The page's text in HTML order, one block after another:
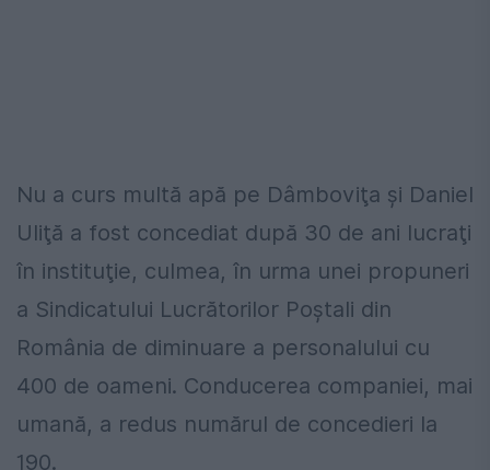
Nu a curs multă apă pe Dâmboviţa şi Daniel
Uliţă a fost concediat după 30 de ani lucraţi
în instituţie, culmea, în urma unei propuneri
a Sindicatului Lucrătorilor Poştali din
România de diminuare a personalului cu
400 de oameni. Conducerea companiei, mai
umană, a redus numărul de concedieri la
190.